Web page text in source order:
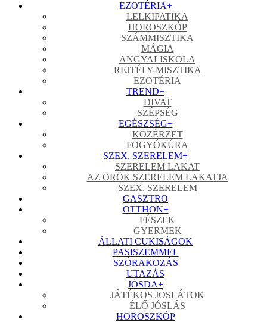
EZOTÉRIA+
LELKIPATIKA
HOROSZKÓP
SZÁMMISZTIKA
MÁGIA
ANGYALISKOLA
REJTÉLY-MISZTIKA
EZOTÉRIA
TREND+
DIVAT
SZÉPSÉG
EGÉSZSÉG+
KÖZÉRZET
FOGYÓKÚRA
SZEX, SZERELEM+
SZERELEM LAKAT
AZ ÖRÖK SZERELEM LAKATJA
SZEX, SZERELEM
GASZTRO
OTTHON+
FÉSZEK
GYERMEK
ÁLLATI CUKISÁGOK
PASISZEMMEL
SZÓRAKOZÁS
UTAZÁS
JÓSDA+
JÁTÉKOS JÓSLÁTOK
ÉLŐ JÓSLÁS
HOROSZKÓP